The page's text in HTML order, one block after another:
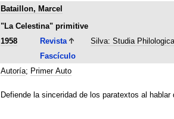
Bataillon, Marcel
"La Celestina" primitive
1958 Revista
Silva: Studia
Fascículo
Autoría; Primer Auto
Defiende la sinceridad de los paratextos al